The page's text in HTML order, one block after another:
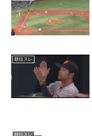
順位スレ
順位スレ